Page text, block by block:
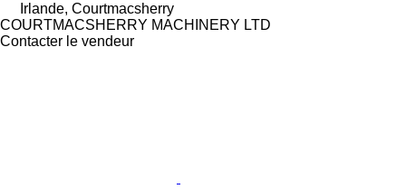
Irlande, Courtmacsherry
COURTMACSHERRY MACHINERY LTD
Contacter le vendeur